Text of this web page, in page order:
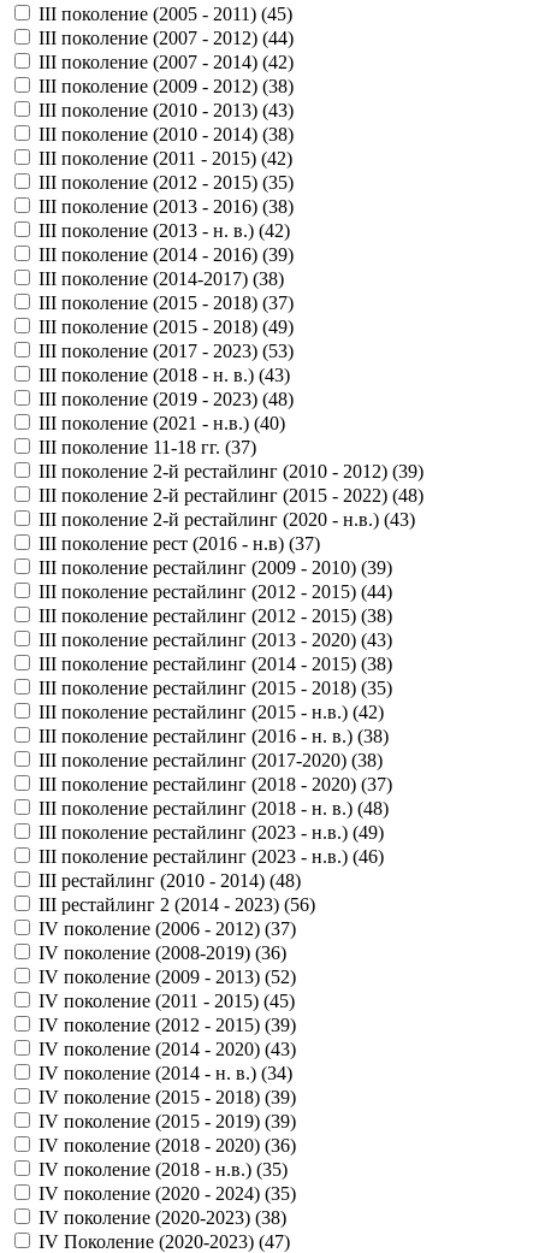
III поколение (2005 - 2011) (45)
III поколение (2007 - 2012) (44)
III поколение (2007 - 2014) (42)
III поколение (2009 - 2012) (38)
III поколение (2010 - 2013) (43)
III поколение (2010 - 2014) (38)
III поколение (2011 - 2015) (42)
III поколение (2012 - 2015) (35)
III поколение (2013 - 2016) (38)
III поколение (2013 - н. в.) (42)
III поколение (2014 - 2016) (39)
III поколение (2014-2017) (38)
III поколение (2015 - 2018) (37)
III поколение (2015 - 2018) (49)
III поколение (2017 - 2023) (53)
III поколение (2018 - н. в.) (43)
III поколение (2019 - 2023) (48)
III поколение (2021 - н.в.) (40)
III поколение 11-18 гг. (37)
III поколение 2-й рестайлинг (2010 - 2012) (39)
III поколение 2-й рестайлинг (2015 - 2022) (48)
III поколение 2-й рестайлинг (2020 - н.в.) (43)
III поколение рест (2016 - н.в) (37)
III поколение рестайлинг (2009 - 2010) (39)
III поколение рестайлинг (2012 - 2015) (44)
III поколение рестайлинг (2012 - 2015) (38)
III поколение рестайлинг (2013 - 2020) (43)
III поколение рестайлинг (2014 - 2015) (38)
III поколение рестайлинг (2015 - 2018) (35)
III поколение рестайлинг (2015 - н.в.) (42)
III поколение рестайлинг (2016 - н. в.) (38)
III поколение рестайлинг (2017-2020) (38)
III поколение рестайлинг (2018 - 2020) (37)
III поколение рестайлинг (2018 - н. в.) (48)
III поколение рестайлинг (2023 - н.в.) (49)
III поколение рестайлинг (2023 - н.в.) (46)
III рестайлинг (2010 - 2014) (48)
III рестайлинг 2 (2014 - 2023) (56)
IV поколение (2006 - 2012) (37)
IV поколение (2008-2019) (36)
IV поколение (2009 - 2013) (52)
IV поколение (2011 - 2015) (45)
IV поколение (2012 - 2015) (39)
IV поколение (2014 - 2020) (43)
IV поколение (2014 - н. в.) (34)
IV поколение (2015 - 2018) (39)
IV поколение (2015 - 2019) (39)
IV поколение (2018 - 2020) (36)
IV поколение (2018 - н.в.) (35)
IV поколение (2020 - 2024) (35)
IV поколение (2020-2023) (38)
IV Поколение (2020-2023) (47)